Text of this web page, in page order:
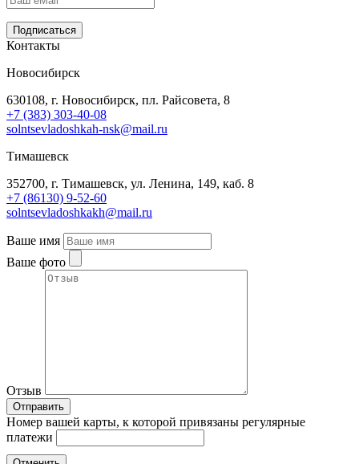
Подписаться
Контакты
Новосибирск
630108, г. Новосибирск, пл. Райсовета, 8
+7 (383) 303-40-08
solntsevladoshkah-nsk@mail.ru
Тимашевск
352700, г. Тимашевск, ул. Ленина, 149, каб. 8
+7 (86130) 9-52-60
solntsevladoshkakh@mail.ru
Ваше имя
Ваше фото
Отзыв
Отправить
Номер вашей карты, к которой привязаны регулярные
платежи